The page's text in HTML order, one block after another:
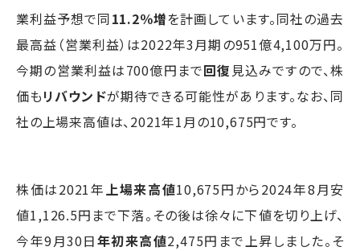
業利益予想で同11.2％増を計画しています。同社の過去
最高益（営業利益）は2022年3月期の951億4,100万円。
今期の営業利益は700億円まで回復見込みですので、株
価もリバウンドが期待できる可能性があります。なお、同
社の上場来高値は、2021年1月の10,675円です。
株価は2021年上場来高値10,675円から2024年8月安
値1,126.5円まで下落。その後は徐々に下値を切り上げ、
今年9月30日年初来高値2,475円まで上昇しました。そ